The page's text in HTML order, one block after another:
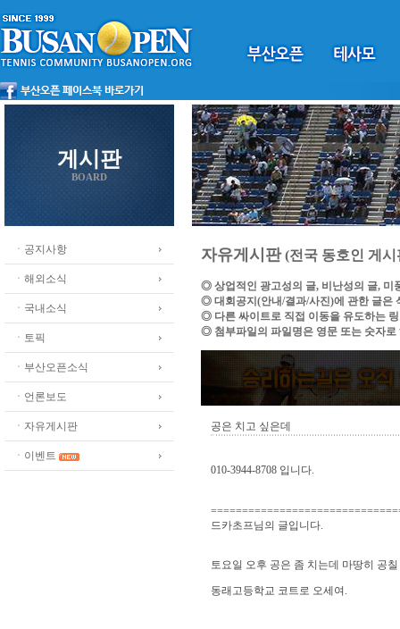
게시판
BOARD
ㆍ공지사항
ㆍ해외소식
ㆍ국내소식
ㆍ토픽
ㆍ부산오픈소식
ㆍ언론보도
ㆍ자유게시판
ㆍ이벤트
자유게시판(전국 동호인 게시
◎ 상업적인 광고성의 글, 비난성의 글, 미
◎ 대회공지(안내/결과/사진)에 관한 글은
◎ 다른 싸이트로 직접 이동을 유도하는
◎ 첨부파일의 파일명은 영문 또는 숫자로
공은 치고 싶은데
010-3944-8708 입니다.
드카초프님의 글입니다.
토요일 오후 공은 좀 치는데 마땅히 공
동래고등학교 코트로 오세여.